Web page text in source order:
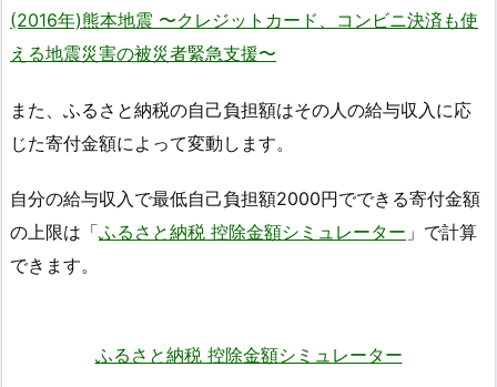
(2016年)熊本地震 〜クレジットカード、コンビニ決済も使
える地震災害の被災者緊急支援〜
また、ふるさと納税の自己負担額はその人の給与収入に応
じた寄付金額によって変動します。
自分の給与収入で最低自己負担額2000円でできる寄付金額
の上限は「ふるさと納税 控除金額シミュレーター 」で計算
できます。
ふるさと納税 控除金額シミュレーター